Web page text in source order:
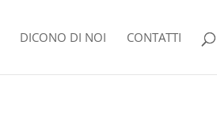
DICONO DI NOI CONTATTI